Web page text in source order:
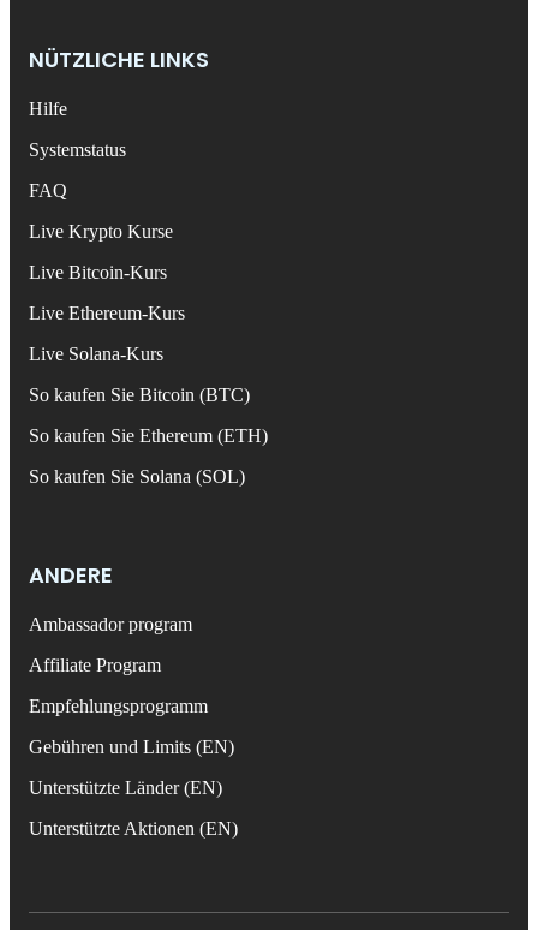
NÜTZLICHE LINKS
Hilfe
Systemstatus
FAQ
Live Krypto Kurse
Live Bitcoin-Kurs
Live Ethereum-Kurs
Live Solana-Kurs
So kaufen Sie Bitcoin (BTC)
So kaufen Sie Ethereum (ETH)
So kaufen Sie Solana (SOL)
ANDERE
Ambassador program
Affiliate Program
Empfehlungsprogramm
Gebühren und Limits (EN)
Unterstützte Länder (EN)
Unterstützte Aktionen (EN)